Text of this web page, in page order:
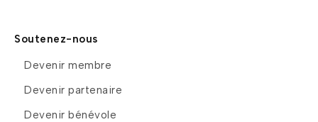
Soutenez-nous
Devenir membre
Devenir partenaire
Devenir bénévole